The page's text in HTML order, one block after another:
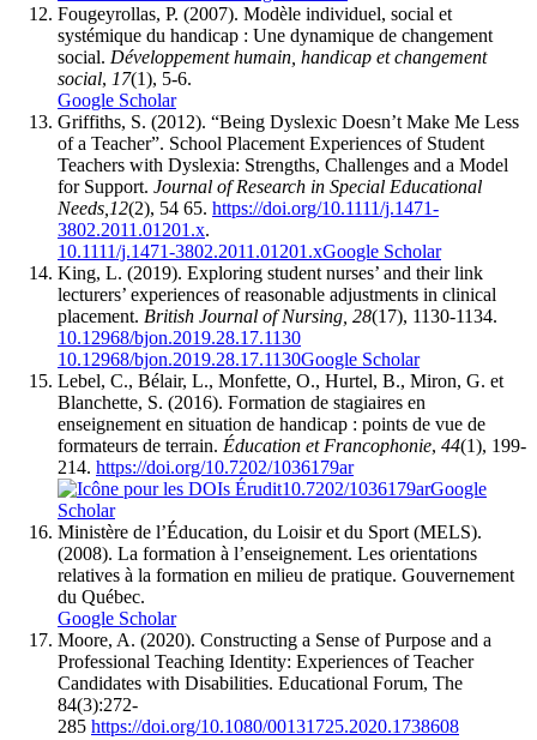
Fougeyrollas, P. (2007). Modèle individuel, social et
systémique du handicap : Une dynamique de changement
social. Développement humain, handicap et changement
social, 17(1), 5-6.
Google Scholar
Griffiths, S. (2012). “Being Dyslexic Doesn’t Make Me Less
of a Teacher”. School Placement Experiences of Student
Teachers with Dyslexia: Strengths, Challenges and a Model
for Support. Journal of Research in Special Educational
Needs, 12(2), 54 65. https://doi.org/10.1111/j.1471-
3802.2011.01201.x.
10.1111/j.1471-3802.2011.01201.xGoogle Scholar
King, L. (2019). Exploring student nurses’ and their link
lecturers’ experiences of reasonable adjustments in clinical
placement. British Journal of Nursing, 28(17), 1130-1134.
10.12968/bjon.2019.28.17.1130
10.12968/bjon.2019.28.17.1130Google Scholar
Lebel, C., Bélair, L., Monfette, O., Hurtel, B., Miron, G. et
Blanchette, S. (2016). Formation de stagiaires en
enseignement en situation de handicap : points de vue de
formateurs de terrain. Éducation et Francophonie, 44(1), 199-
214. https://doi.org/10.7202/1036179ar
10.7202/1036179arGoogle
Scholar
Ministère de l’Éducation, du Loisir et du Sport (MELS).
(2008). La formation à l’enseignement. Les orientations
relatives à la formation en milieu de pratique. Gouvernement
du Québec.
Google Scholar
Moore, A. (2020). Constructing a Sense of Purpose and a
Professional Teaching Identity: Experiences of Teacher
Candidates with Disabilities. Educational Forum, The
84(3):272-
285 https://doi.org/10.1080/00131725.2020.1738608